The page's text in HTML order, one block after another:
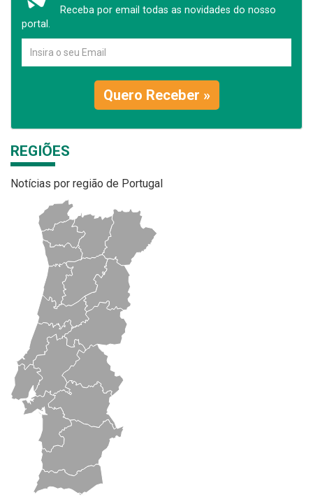
Receba por email todas as novidades do nosso
portal.
Quero Receber »
REGIÕES
Notícias por região de Portugal